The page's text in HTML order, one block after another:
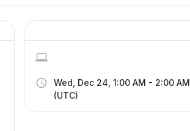
Wed, Dec 24, 1:00 AM - 2:00 AM
(UTC)